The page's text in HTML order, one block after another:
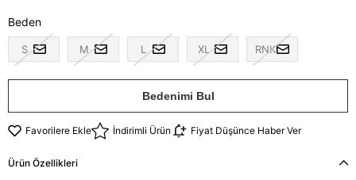
Beden
S M L XL RNK
Bedenimi Bul
Favorilere Ekle İndirimli Ürün Fiyat Düşünce Haber Ver
Ürün Özellikleri